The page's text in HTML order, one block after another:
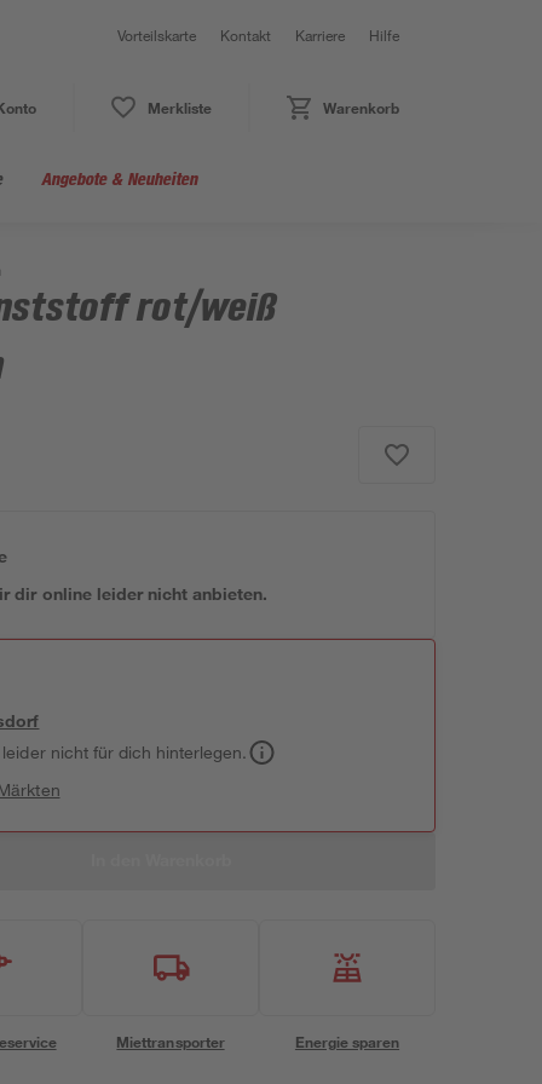
Vorteilskarte Kontakt Karriere Hilfe
Merkliste Warenkorb
Angebote & Neuheiten
rot/weiß
dir online leider nicht anbieten.
nicht für dich hinterlegen.
Miettransporter Energie sparen